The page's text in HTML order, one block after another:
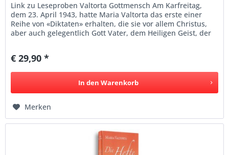
Link zu Leseproben Valtorta Gottmensch Am Karfreitag,
dem 23. April 1943, hatte Maria Valtorta das erste einer
Reihe von «Diktaten» erhalten, die sie vor allem Christus,
aber auch gelegentlich Gott Vater, dem Heiligen Geist, der
€ 29,90 *
In den Warenkorb
Merken